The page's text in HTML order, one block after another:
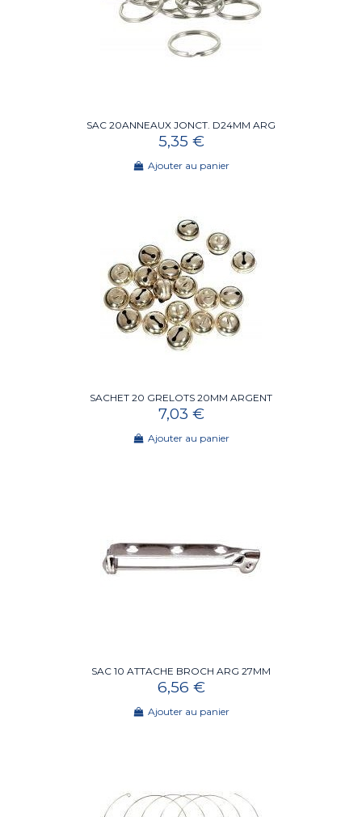
SAC 20ANNEAUX JONCT. D24MM ARG
5,35 €
Ajouter au panier
SACHET 20 GRELOTS 20MM ARGENT
7,03 €
Ajouter au panier
SAC 10 ATTACHE BROCH ARG 27MM
6,56 €
Ajouter au panier